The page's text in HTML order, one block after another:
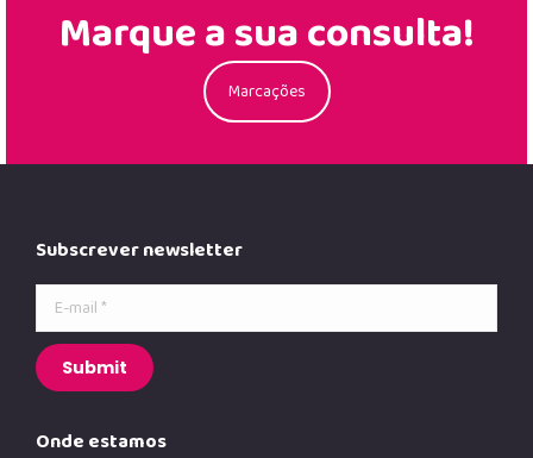
Marque a sua consulta!
Marcações
Subscrever newsletter
E-mail *
Submit
Onde estamos